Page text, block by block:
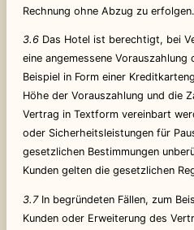
Rechnung ohne Abzug zu erfolgen.
3.6Das Hotel ist berechtigt, bei
eine angemessene
Beispiel in Form einer
Höhe der Vorauszahlung und die
Vertrag in Textform vereinbart
oder Sicherheitsleistungen für
gesetzlichen Bestimmungen
Kunden gelten die gesetzlichen
3.7In begründeten Fällen, zum
Kunden oder Erweiterung des